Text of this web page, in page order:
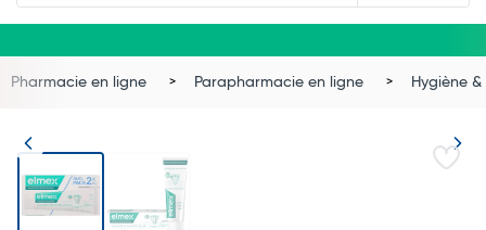
Pharmacie en ligne Parapharmacie en ligne Hygiène